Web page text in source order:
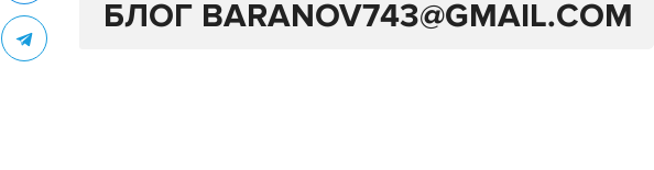
БЛОГ BARANOV743@GMAIL.COM